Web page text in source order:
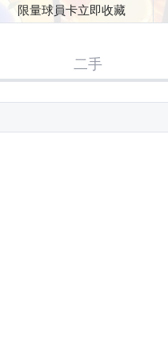
限量球員卡立即收藏
二手